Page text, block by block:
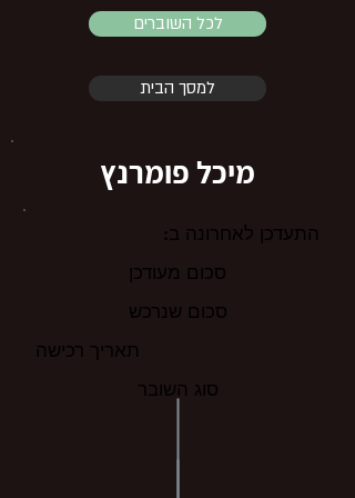
לכל השוברים
למסך הבית
מיכל פומרנץ
התעדכן לאחרונה ב:
סכום מעודכן
סכום שנרכש
תאריך רכישה
סוג השובר